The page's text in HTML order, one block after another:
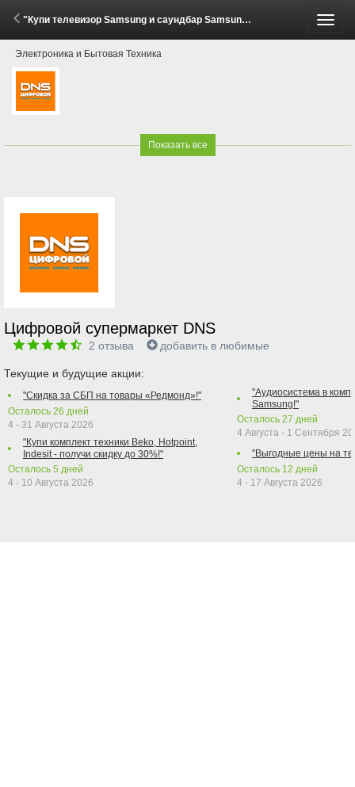
"Купи телевизор Samsung и саундбар Samsung в выгодном комплекте!" (21 Апреля - 11 Мая 2026)
Электроника и Бытовая Техника
Показать все
Цифровой супермаркет DNS
2 отзыва добавить в любимые
Текущие и будущие акции:
"Скидка за СБП на товары «Редмонд»!"
Осталось 26 дней
4 - 31 Августа 2026
"Купи комплект техники Beko, Hotpoint,
Indesit - получи скидку до 30%!"
Осталось 5 дней
4 - 10 Августа 2026
"Аудиосистема в
Samsung!"
Осталось 27 дней
4 Августа - 1 Сентября
"Выгодные цены на
Осталось 12 дней
4 - 17 Августа 2026